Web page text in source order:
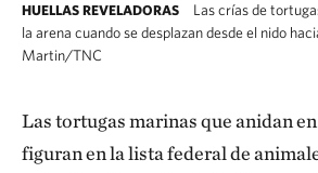
HUELLAS REVELADORAS
Las crías de
la arena cuando se desplazan desde el nido
Martin/TNC
Las tortugas marinas que anidan
figuran en la lista federal de